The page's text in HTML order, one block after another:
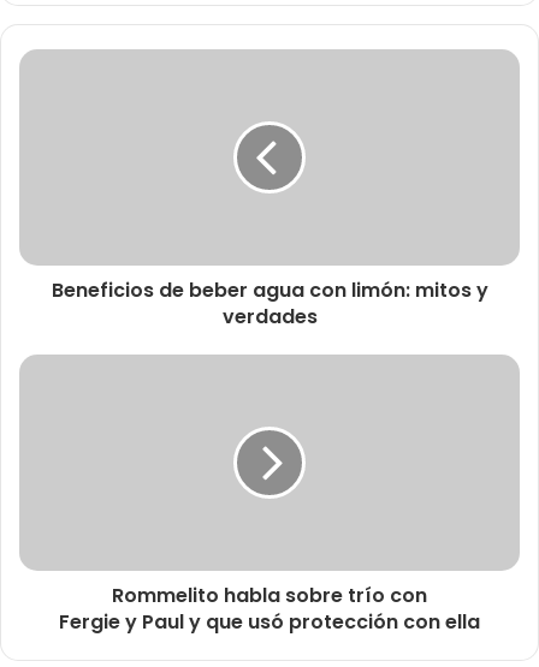
Beneficios de beber agua con limón: mitos y
verdades
Rommelito habla sobre trío con
Fergie y Paul y que usó protección con ella